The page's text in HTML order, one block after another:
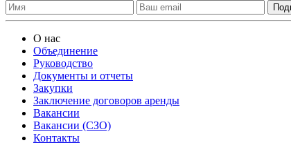
О нас
Объединение
Руководство
Документы и отчеты
Закупки
Заключение договоров аренды
Вакансии
Вакансии (СЗО)
Контакты